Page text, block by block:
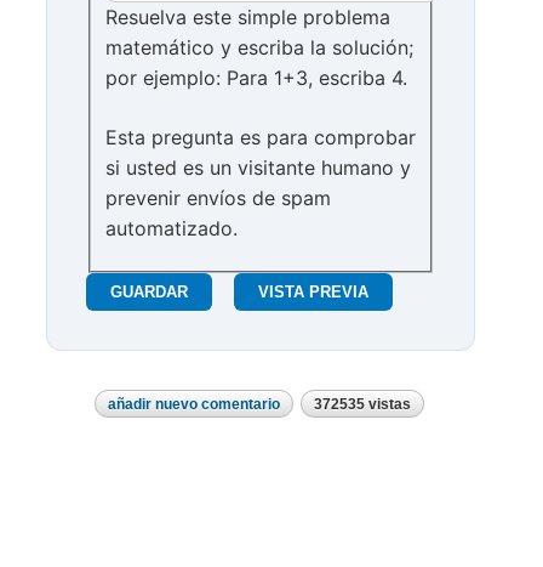
Resuelva este simple problema
matemático y escriba la solución;
por ejemplo: Para 1+3, escriba 4.
Esta pregunta es para comprobar
si usted es un visitante humano y
prevenir envíos de spam
automatizado.
añadir nuevo comentario 372535 vistas